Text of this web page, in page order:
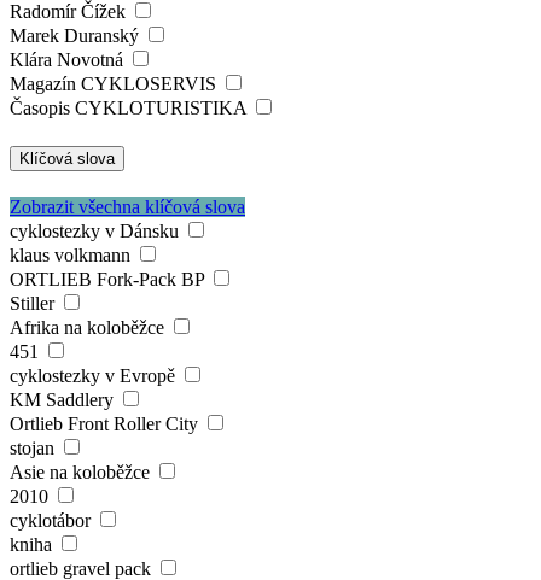
Radomír Čížek
Marek Duranský
Klára Novotná
Magazín CYKLOSERVIS
Časopis CYKLOTURISTIKA
Klíčová slova
Zobrazit všechna klíčová slova
cyklostezky v Dánsku
klaus volkmann
ORTLIEB Fork-Pack BP
Stiller
Afrika na koloběžce
451
cyklostezky v Evropě
KM Saddlery
Ortlieb Front Roller City
stojan
Asie na koloběžce
2010
cyklotábor
kniha
ortlieb gravel pack